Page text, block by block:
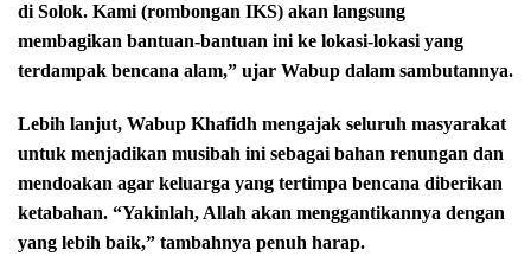
di Solok. Kami (rombongan IKS) akan langsung
membagikan bantuan-bantuan ini ke lokasi-lokasi yang
terdampak bencana alam,” ujar Wabup dalam sambutannya.
Lebih lanjut, Wabup Khafidh mengajak seluruh masyarakat
untuk menjadikan musibah ini sebagai bahan renungan dan
mendoakan agar keluarga yang tertimpa bencana diberikan
ketabahan. “Yakinlah, Allah akan menggantikannya dengan
yang lebih baik,” tambahnya penuh harap.